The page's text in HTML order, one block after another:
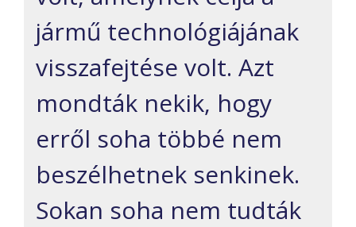
jármű technológiájának
visszafejtése volt. Azt
mondták nekik, hogy
erről soha többé nem
beszélhetnek senkinek.
Sokan soha nem tudták